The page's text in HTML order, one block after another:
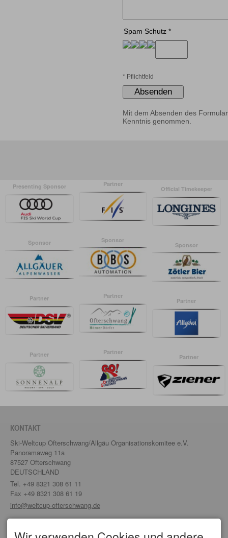
Spam Schutz *
* Pflichtfeld
Mit dem Absenden des
Kenntnis genommen.
Presenting Sponsor Partner
Official Timekeeper
Sponsor Sponsor
Sponsor
Partner Partner
Partner
Partner Partner
Partner
KONTAKT
Ski-Weltcup Ofterschwang/Allgäu Organisationskomitee e.V.
Panoramaweg 11a
87527 Ofterschwang
DEUTSCHLAND
Tel. +49 8321 308 61 11
Fax +49 8321 308 61 19
info@weltcup-ofterschwang.de